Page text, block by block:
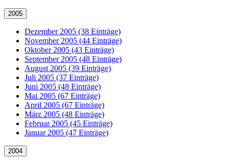
2005
Dezember 2005 (38 Einträge)
November 2005 (44 Einträge)
Oktober 2005 (43 Einträge)
September 2005 (48 Einträge)
August 2005 (39 Einträge)
Juli 2005 (37 Einträge)
Juni 2005 (48 Einträge)
Mai 2005 (67 Einträge)
April 2005 (67 Einträge)
März 2005 (48 Einträge)
Februar 2005 (45 Einträge)
Januar 2005 (47 Einträge)
2004